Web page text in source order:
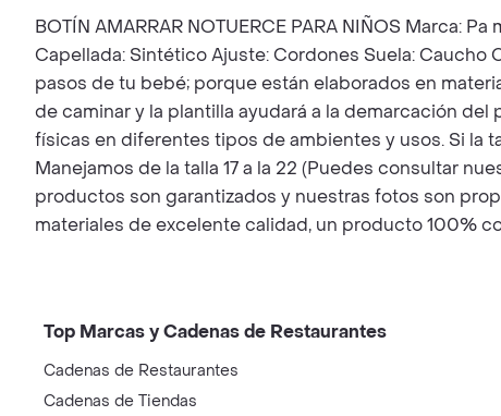
BOTÍN AMARRAR NOTUERCE PARA NIÑOS Marca:
Capellada: Sintético Ajuste: Cordones Suela: Caucho
pasos de tu bebé; porque están elaborados en
de caminar y la plantilla ayudará a la demarcación
físicas en diferentes tipos de ambientes y usos. Si la
Manejamos de la talla 17 a la 22 (Puedes consultar
productos son garantizados y nuestras fotos son
materiales de excelente calidad, un producto 100%
Top Marcas y Cadenas de Restaurantes
Cadenas de Restaurantes
Cadenas de Tiendas